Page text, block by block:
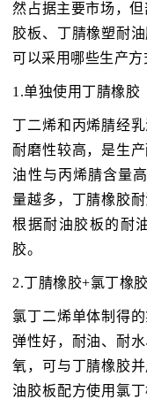
然占据主要市场，
胶板、丁腈橡塑耐
可以采用哪些生产方
1.单独使用丁腈橡胶
丁二烯和丙烯腈经
耐磨性较高，是生
油性与丙烯腈含量
量越多，丁腈橡胶
根据耐油胶板的耐
胶。
2.丁腈橡胶+氯丁橡胶
氯丁二烯单体制得
弹性好，耐油、耐
氧，可与丁腈橡胶
油胶板配方使用氯